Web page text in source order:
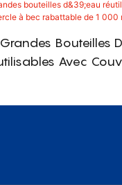
Grandes Bouteilles
Avec